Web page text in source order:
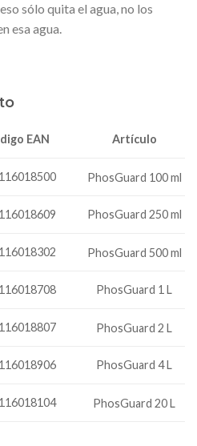
sólo quita el agua, no los
esa agua.
EAN Artículo
PhosGuard 100 ml
PhosGuard 250 ml
PhosGuard 500 ml
PhosGuard 1 L
PhosGuard 2 L
PhosGuard 4 L
PhosGuard 20 L